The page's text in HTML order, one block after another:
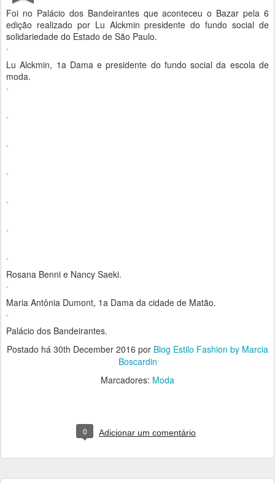
Foi no Palácio dos Bandeirantes que aconteceu o Bazar pela 6
edição realizado por Lu Alckmin presidente do fundo social de
solidariedade do Estado de São Paulo.
Lu Alckmin, 1a Dama e presidente do fundo social da escola de
moda.
Rosana Benni e Nancy Saeki.
Maria Antônia Dumont, 1a Dama da cidade de Matão.
Palácio dos Bandeirantes.
Postado há 30th December 2016 por Blog Estilo Fashion by Marcia
Boscardin
Marcadores: Moda
0 Adicionar um comentário